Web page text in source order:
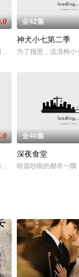
动，野心勃勃的襄王赵
全42集
神犬小七第二季
为了报恩，流浪狗小
航程中，与女机长关雨
全40集
深夜食堂
喧嚣吵闹的都市一隅